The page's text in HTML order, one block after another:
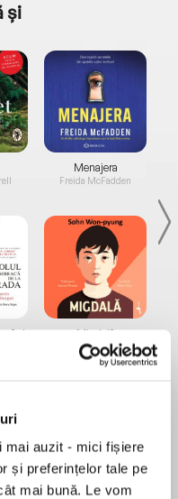
mai auzit - mici fișiere
și preferințelor tale pe
mai bună. Le vom
și
de
Menajera
Freida McFadden
Migdală
Sohn Won-pyung